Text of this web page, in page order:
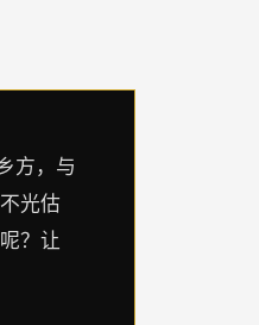
方，与
光估
？让